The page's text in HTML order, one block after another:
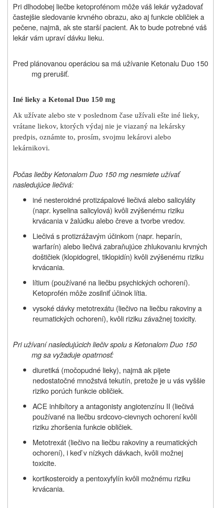
Pri dlhodobej liečbe ketoprofénom môže váš lekár vyžadovať
častejšie sledovanie krvného obrazu, ako aj funkcie obličiek a
pečene, najmä, ak ste starší pacient. Ak to bude potrebné váš
lekár vám upraví dávku lieku.
Pred plánovanou operáciou sa má užívanie Ketonalu Duo 150
mg prerušiť.
Iné lieky a Ketonal Duo 150 mg
Ak užívate alebo ste v poslednom čase užívali ešte iné lieky,
vrátane liekov, ktorých výdaj nie je viazaný na lekársky
predpis, oznámte to, prosím, svojmu lekárovi alebo
lekárnikovi.
Počas liečby Ketonalom Duo 150 mg nesmiete užívať
nasledujúce liečivá:
iné nesteroidné protizápalové liečivá alebo salicyláty
(napr. kyselina salicylová) kvôli zvýšenému riziku
krvácania v žalúdku alebo čreve a tvorbe vredov.
Liečivá s protizrážavým účinkom (napr. heparín,
warfarín) alebo liečivá zabraňujúce zhlukovaniu krvných
doštičiek (klopidogrel, tiklopidín) kvôli zvýšenému riziku
krvácania.
lítium (používané na liečbu psychických ochorení).
Ketoprofén môže zosilniť účinok lítia.
vysoké dávky metotrexátu (liečivo na liečbu rakoviny a
reumatických ochorení), kvôli riziku závažnej toxicity.
Pri užívaní nasledujúcich liečiv spolu s Ketonalom Duo 150
mg sa vyžaduje opatrnosť:
diuretiká (močopudné lieky), najmä ak pijete
nedostatočné množstvá tekutín, pretože je u vás vyššie
riziko porúch funkcie obličiek.
ACE inhibítory a antagonisty angiotenzínu II (liečivá
používané na liečbu srdcovo-cievnych ochorení kvôli
riziku zhoršenia funkcie obličiek.
Metotrexát (liečivo na liečbu rakoviny a reumatických
ochorení), i keď v nízkych dávkach, kvôli možnej
toxicite.
kortikosteroidy a pentoxyfylín kvôli možnému riziku
krvácania.